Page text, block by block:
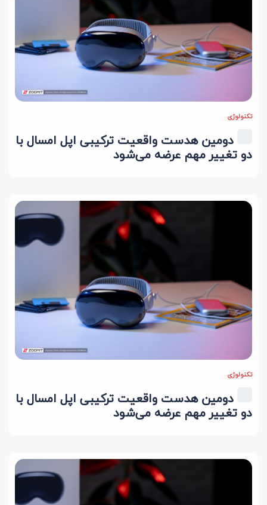
تکنولوژی
دومین هدست واقعیت ترکیبی اپل امسال با
دو تغییر مهم عرضه می‌شود
تکنولوژی
دومین هدست واقعیت ترکیبی اپل امسال با
دو تغییر مهم عرضه می‌شود